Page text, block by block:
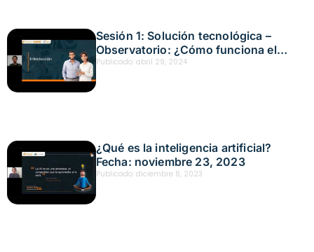
Sesión 1: Solución tecnológica –
Observatorio: ¿Cómo funciona el
observatorio de riesgos laborales de
Positiva compañía de seguros? Fecha:
Publicado: abril 29, 2024
¿Qué es la inteligencia artificial?
Fecha: noviembre 23, 2023
Publicado: diciembre 8, 2023